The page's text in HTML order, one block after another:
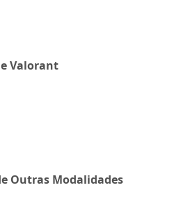
Valorant
Modalidades